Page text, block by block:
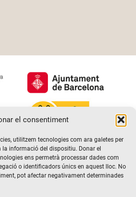
el consentiment
utilitzem tecnologies com ara galetes per
informació del dispositiu. Donar el
ens permetrà processar dades com
o identificadors únics en aquest lloc. No
pot afectar negativament determinades